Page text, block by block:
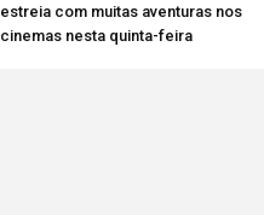
estreia com muitas aventuras nos
cinemas nesta quinta-feira